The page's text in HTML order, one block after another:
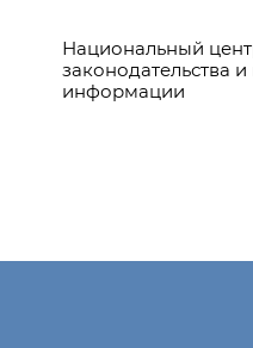
Национальный
законодательства
информации